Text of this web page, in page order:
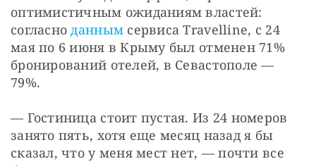
оптимистичным ожиданиям властей:
согласно данным сервиса Travelline, с 24
мая по 6 июня в Крыму был отменен 71%
бронирований отелей, в Севастополе —
79%.
— Гостиница стоит пустая. Из 24 номеров
занято пять, хотя еще месяц назад я бы
сказал, что у меня мест нет, — почти все